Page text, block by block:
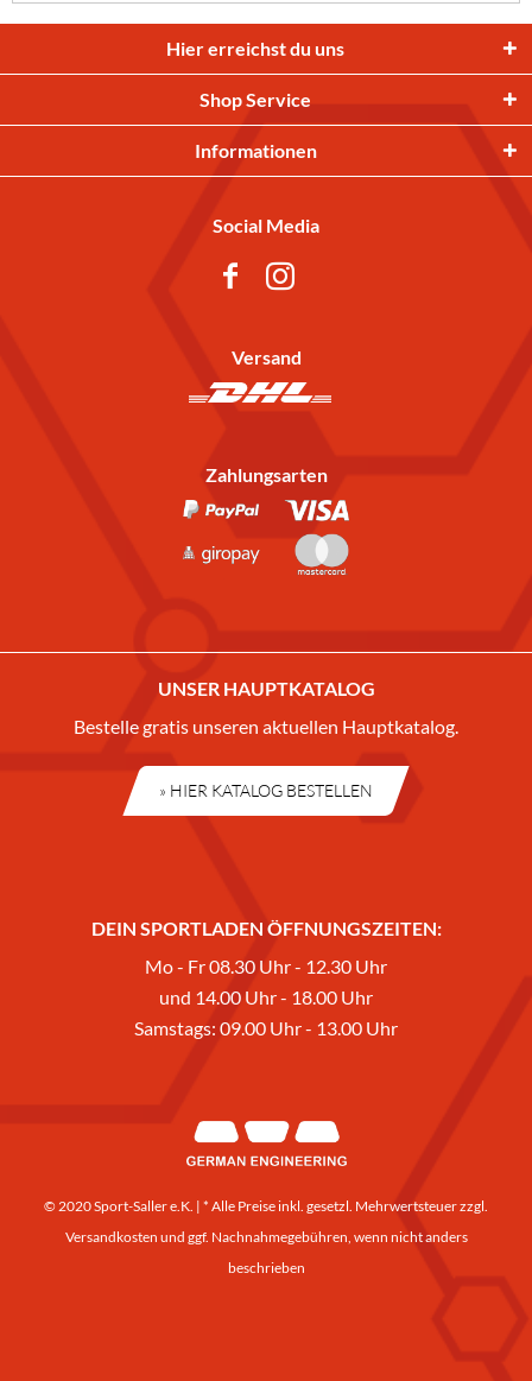
Hier erreichst du uns
Shop Service
Informationen
Social Media
Versand
Zahlungsarten
UNSER HAUPTKATALOG
Bestelle gratis unseren aktuellen Hauptkatalog.
» HIER KATALOG BESTELLEN
DEIN SPORTLADEN ÖFFNUNGSZEITEN:
Mo - Fr 08.30 Uhr - 12.30 Uhr
und 14.00 Uhr - 18.00 Uhr
Samstags: 09.00 Uhr - 13.00 Uhr
© 2020 Sport-Saller e.K. | * Alle Preise inkl. gesetzl. Mehrwertsteuer zzgl.
Versandkosten und ggf. Nachnahmegebühren, wenn nicht anders
beschrieben